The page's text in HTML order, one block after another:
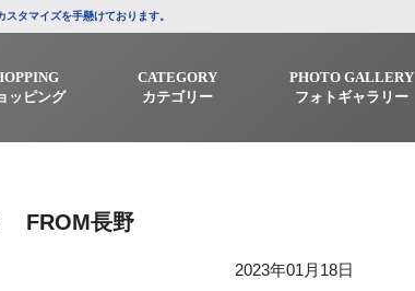
タマイズを手懸けております。
ッピング
CATEGORY
カテゴリー
PHOTO GALLERY
フォトギャラリー
FROM長野
2023年01月18日